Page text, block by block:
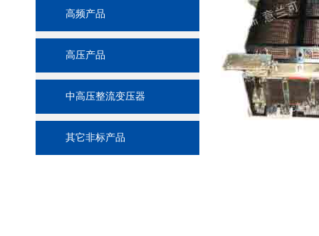
高频产品
高压产品
中高压整流变压器
其它非标产品